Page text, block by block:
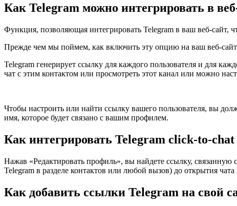
Как Telegram можно интегрировать в
Функция, позволяющая интегрировать Telegram в ваш веб-сайт,
Прежде чем мы поймем, как включить эту опцию на ваш веб-
Telegram генерирует ссылку для каждого пользователя и для
чат с этим контактом или просмотреть этот канал или можно
Чтобы настроить или найти ссылку вашего пользователя, вы
имя, которое будет связано с вашим профилем.
Как интегрировать Telegram click-to-chat
Нажав «Редактировать профиль», вы найдете ссылку,
Telegram в разделе контактов или любой вызов) до открытия чата
Как добавить ссылки Telegram на свой